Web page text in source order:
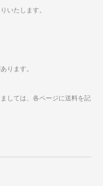
いたします。
ります。
しては、各ページに送料を記